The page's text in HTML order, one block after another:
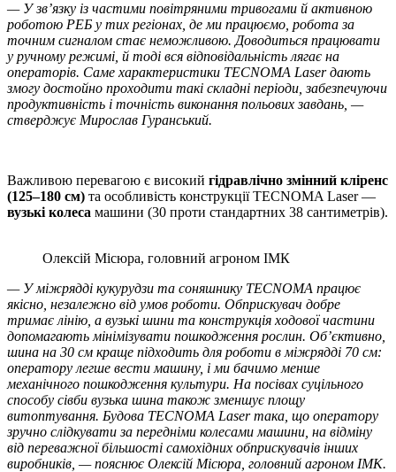
— У зв’язку із частими повітряними тривогами й активною
роботою РЕБ у тих регіонах, де ми працюємо, робота за
точним сигналом стає неможливою. Доводиться працювати
у ручному режимі, й тоді вся відповідальність лягає на
операторів. Саме характеристики TECNOMA Laser дають
змогу достойно проходити такі складні періоди, забезпечуючи
продуктивність і точність виконання польових завдань, —
стверджує Мирослав Гуранський.
Важливою перевагою є високий гідравлічно змінний кліренс
(125–180 см) та особливість конструкції TECNOMA Laser —
вузькі колеса машини (30 проти стандартних 38 сантиметрів).
Олексій Місюра, головний агроном ІМК
— У міжрядді кукурудзи та соняшнику TECNOMA працює
якісно, незалежно від умов роботи. Обприскувач добре
тримає лінію, а вузькі шини та конструкція ходової частини
допомагають мінімізувати пошкодження рослин. Об’єктивно,
шина на 30 см краще підходить для роботи в міжрядді 70 см:
оператору легше вести машину, і ми бачимо менше
механічного пошкодження культури. На посівах суцільного
способу сівби вузька шина також зменшує площу
витоптування. Будова TECNOMA Laser така, що оператору
зручно слідкувати за передніми колесами машини, на відміну
від переважної більшості самохідних обприскувачів інших
виробників, — пояснює Олексій Місюра, головний агроном ІМК.